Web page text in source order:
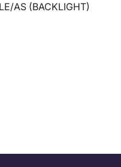
AS (BACKLIGHT)